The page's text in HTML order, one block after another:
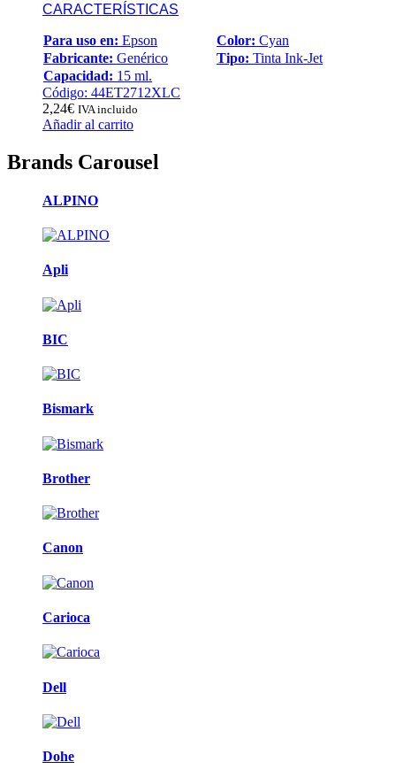
CARACTERÍSTICAS
Para uso en: Epson Color: Cyan
Fabricante: Genérico Tipo: Tinta Ink-Jet
Capacidad: 15 ml.
Código: 44ET2712XLC
2,24€ IVA incluido
Añadir al carrito
Brands Carousel
ALPINO
Apli
BIC
Bismark
Brother
Canon
Carioca
Dell
Dohe